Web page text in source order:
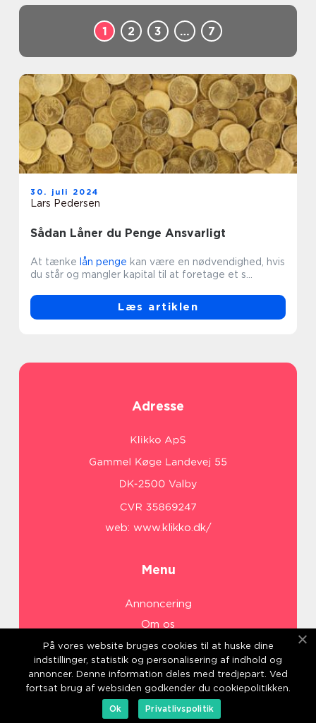
1 2 3 … 7
Sådan Låner du Penge Ansvarligt
30. juli 2024
Lars Pedersen
At tænke lån penge kan være en nødvendighed, hvis
du står og mangler kapital til at foretage et s...
Læs artiklen
Adresse
web: www.klikko.dk/
Menu
Annoncering
Om os
Cookies
Kontakt os
Sitemap
På vores website bruges cookies til at huske dine
indstillinger, statistik og personalisering af indhold og
annoncer. Denne information deles med tredjepart. Ved
fortsat brug af websiden godkender du cookiepolitikken.
Ok
Privatlivspolitik